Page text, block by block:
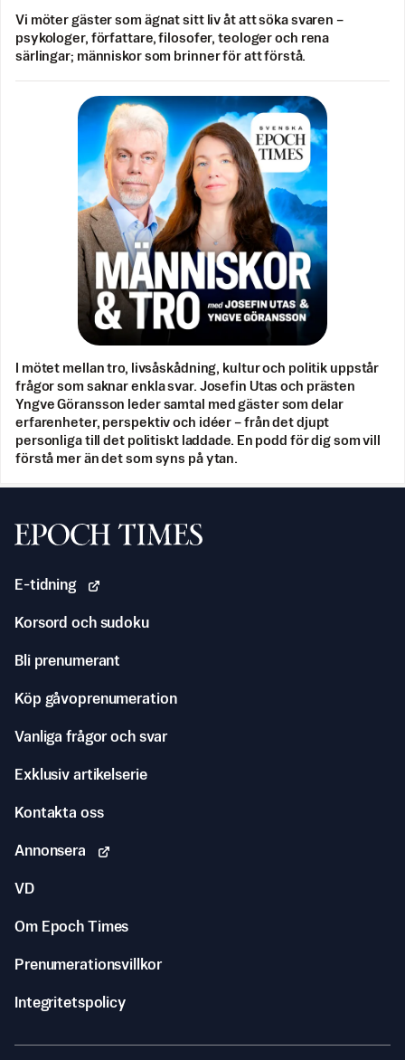
Vi möter gäster som ägnat sitt liv åt att söka svaren –
psykologer, författare, filosofer, teologer och rena
särlingar; människor som brinner för att förstå.
I mötet mellan tro, livsåskådning, kultur och politik uppstår
frågor som saknar enkla svar. Josefin Utas och prästen
Yngve Göransson leder samtal med gäster som delar
erfarenheter, perspektiv och idéer – från det djupt
personliga till det politiskt laddade. En podd för dig som vill
förstå mer än det som syns på ytan.
Svenska Epoch Times
E-tidning
Korsord och sudoku
Bli prenumerant
Köp gåvoprenumeration
Vanliga frågor och svar
Exklusiv artikelserie
Kontakta oss
Annonsera
VD
Om Epoch Times
Prenumerationsvillkor
Integritetspolicy